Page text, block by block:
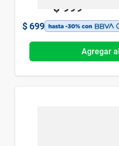
$ 999
$ 699
Agregar